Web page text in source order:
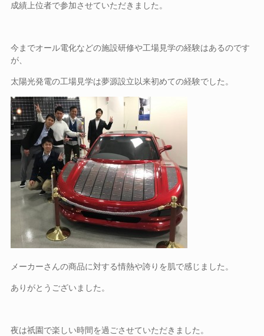
成績上位者で参加させていただきました。
今までオール電化などの施設研修や工場見学の経験はあるのです
が、
太陽光発電の工場見学は夢源設立以来初めての経験でした。
メーカーさんの商品に対する情熱や誇りを肌で感じました。
ありがとうございました。
夜は祇園で楽しい時間を過ごさせていただきました。